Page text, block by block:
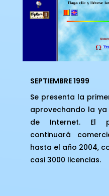
SEPTIEMBRE 1999
Se presenta la
aprovechando la
de Internet. El
continuará
hasta el año 2004,
casi 3000 licencias.